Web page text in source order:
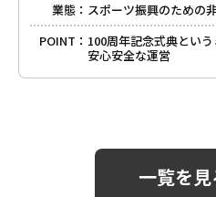
業態： スポーツ振興のための
POINT： 100周年記念式典とい
安心安全な運営
一覧を見